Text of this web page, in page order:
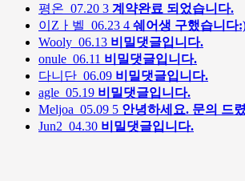
평온 07.20 3 계약완료 되었습니다.
이Zㅏ벨 06.23 4 쉐어생 구했습니다
Wooly 06.13 비밀댓글입니다.
onule 06.11 비밀댓글입니다.
다니단 06.09 비밀댓글입니다.
agle 05.19 비밀댓글입니다.
Meljoa 05.09 5 안녕하세요. 문의 드
Jun2 04.30 비밀댓글입니다.